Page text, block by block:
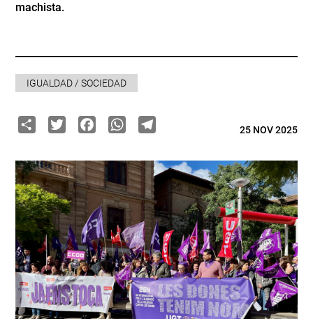
machista.
IGUALDAD / SOCIEDAD
ShareTwitterFacebook
WhatsApp
Telegram25 NOV 2025